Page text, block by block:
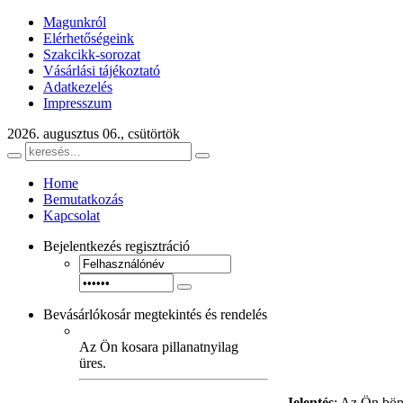
Magunkról
Elérhetőségeink
Szakcikk-sorozat
Vásárlási tájékoztató
Adatkezelés
Impresszum
2026. augusztus 06., csütörtök
Home
Bemutatkozás
Kapcsolat
Bejelentkezés regisztráció
Bevásárlókosár megtekintés és rendelés
Az Ön kosara pillanatnyilag
üres.